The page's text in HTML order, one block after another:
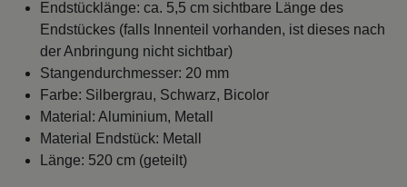
Endstücklänge: ca. 5,5 cm sichtbare Länge des
Endstückes (falls Innenteil vorhanden, ist dieses nach
der Anbringung nicht sichtbar)
Stangendurchmesser: 20 mm
Farbe: Silbergrau, Schwarz, Bicolor
Material: Aluminium, Metall
Material Endstück: Metall
Länge: 520 cm (geteilt)